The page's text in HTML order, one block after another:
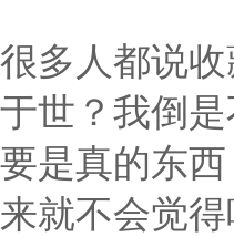
很多人都说
于世？我倒
要是真的东
来就不会觉